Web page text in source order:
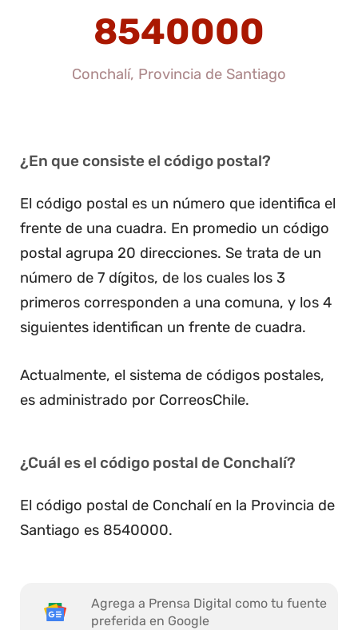
8540000
Conchalí, Provincia de Santiago
¿En que consiste el código postal?
El código postal es un número que identifica el
frente de una cuadra. En promedio un código
postal agrupa 20 direcciones. Se trata de un
número de 7 dígitos, de los cuales los 3
primeros corresponden a una comuna, y los 4
siguientes identifican un frente de cuadra.
Actualmente, el sistema de códigos postales,
es administrado por CorreosChile.
¿Cuál es el código postal de Conchalí?
El código postal de Conchalí en la Provincia de
Santiago es 8540000.
Agrega a Prensa Digital como tu fuente
preferida en Google